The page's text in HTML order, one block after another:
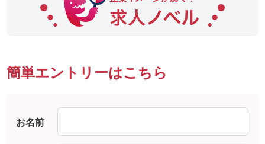
簡単エントリーはこちら
お名前